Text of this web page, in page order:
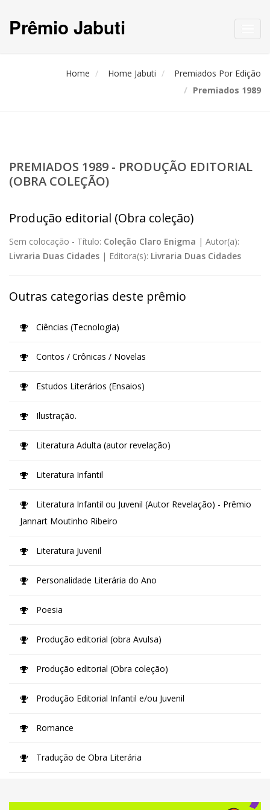
Prêmio Jabuti
Home Home Jabuti
Premiados Por Edição
Premiados 1989
PREMIADOS 1989 - PRODUÇÃO EDITORIAL
(OBRA COLEÇÃO)
Produção editorial (Obra coleção)
Sem colocação - Título: Coleção Claro Enigma | Autor(a):
Livraria Duas Cidades | Editora(s): Livraria Duas Cidades
Outras categorias deste prêmio
Ciências (Tecnologia)
Contos / Crônicas / Novelas
Estudos Literários (Ensaios)
Ilustração.
Literatura Adulta (autor revelação)
Literatura Infantil
Literatura Infantil ou Juvenil (Autor Revelação) - Prêmio
Jannart Moutinho Ribeiro
Literatura Juvenil
Personalidade Literária do Ano
Poesia
Produção editorial (obra Avulsa)
Produção editorial (Obra coleção)
Produção Editorial Infantil e/ou Juvenil
Romance
Tradução de Obra Literária